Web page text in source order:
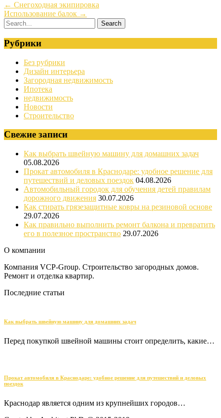
← Снегоходная экипировка
Использование балок →
Рубрики
Без рубрики
Дизайн интерьера
Загородная недвижимость
Ипотека
недвижимость
Новости
Строительство
Свежие записи
Как выбрать швейную машину для домашних задач
05.08.2026
Прокат автомобиля в Краснодаре: удобное решение для
путешествий и деловых поездок 04.08.2026
Автомобильный городок для обучения детей правилам
дорожного движения 30.07.2026
Как стирать грязезащитные ковры на резиновой основе
29.07.2026
Как правильно выполнить ремонт балкона и превратить
его в полезное пространство 29.07.2026
О компании
Компания VCP-Group. Строительство загородных домов.
Ремонт и отделка квартир.
Последние статьи
Как выбрать швейную машину для домашних задач
Перед покупкой швейной машины стоит определить, какие…
Прокат автомобиля в Краснодаре: удобное решение для путешествий и деловых
поездок
Краснодар является одним из крупнейших городов…